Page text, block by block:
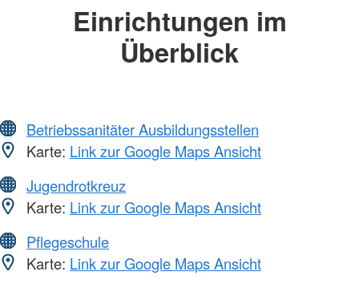
Einrichtungen im
Überblick
Betriebssanitäter Ausbildungsstellen
Karte: Link zur Google Maps Ansicht
Jugendrotkreuz
Karte: Link zur Google Maps Ansicht
Pflegeschule
Karte: Link zur Google Maps Ansicht